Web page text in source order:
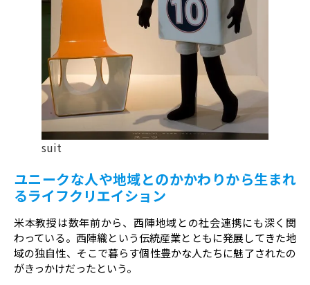
suit
ユニークな人や地域とのかかわりから生まれ
るライフクリエイション
米本教授は数年前から、西陣地域との社会連携にも深く関
わっている。西陣織という伝統産業とともに発展してきた地
域の独自性、そこで暮らす個性豊かな人たちに魅了されたの
がきっかけだったという。